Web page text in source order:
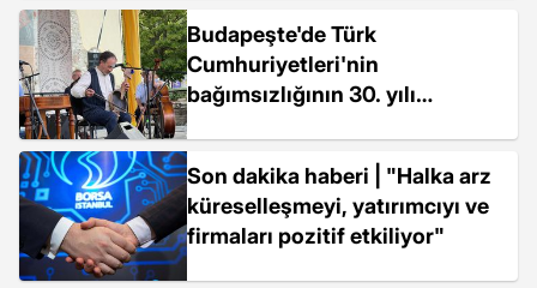
Budapeşte'de Türk
Cumhuriyetleri'nin
bağımsızlığının 30. yılı
Son dakika haberi | "Halka arz
küreselleşmeyi, yatırımcıyı ve
firmaları pozitif etkiliyor"